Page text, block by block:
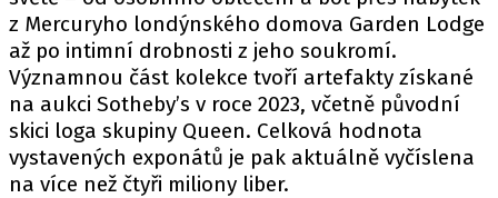
z Mercuryho londýnského domova Garden Lodge
až po intimní drobnosti z jeho soukromí.
Významnou část kolekce tvoří artefakty získané
na aukci Sotheby’s v roce 2023, včetně původní
skici loga skupiny Queen. Celková hodnota
vystavených exponátů je pak aktuálně vyčíslena
na více než čtyři miliony liber.